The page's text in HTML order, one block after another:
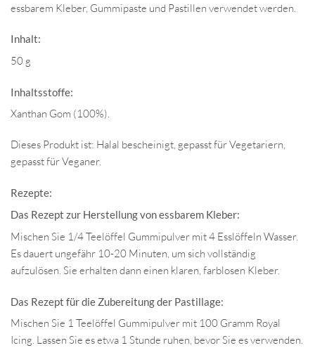
essbarem Kleber, Gummipaste und Pastillen verwendet werden.
Inhalt:
50 g
Inhaltsstoffe:
Xanthan Gom (100%).
Dieses Produkt ist: Halal bescheinigt, gepasst für Vegetariern,
gepasst für Veganer.
Rezepte:
Das Rezept zur Herstellung von essbarem Kleber:
Mischen Sie 1/4 Teelöffel Gummipulver mit 4 Esslöffeln Wasser.
Es dauert ungefähr 10-20 Minuten, um sich vollständig
aufzulösen. Sie erhalten dann einen klaren, farblosen Kleber.
Das Rezept für die Zubereitung der Pastillage:
Mischen Sie 1 Teelöffel Gummipulver mit 100 Gramm Royal
Icing. Lassen Sie es etwa 1 Stunde ruhen, bevor Sie es verwenden.